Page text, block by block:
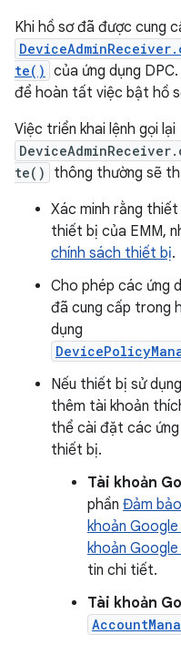
Khi hồ sơ đã được cung
te() của ứng dụng
để hoàn tất việc bật hồ
Việc triển khai lệnh gọi lại
te()
thông thường sẽ
Xác minh rằng
thiết bị của EMM,
chính sách thiết bị.
Cho phép các ứng
đã cung cấp trong
dụng
Nếu thiết bị sử
thêm tài khoản
thể cài đặt các
thiết bị.
Tài khoản
phần Đảm
khoản
khoản
tin chi tiết.
Tài khoản